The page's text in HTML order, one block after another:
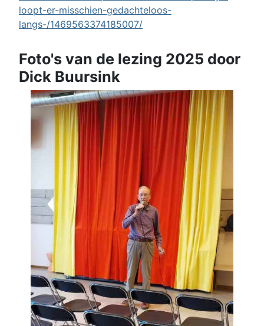
loopt-er-misschien-gedachteloos-
langs-/1469563374185007/
Foto's van de lezing 2025 door
Dick Buursink